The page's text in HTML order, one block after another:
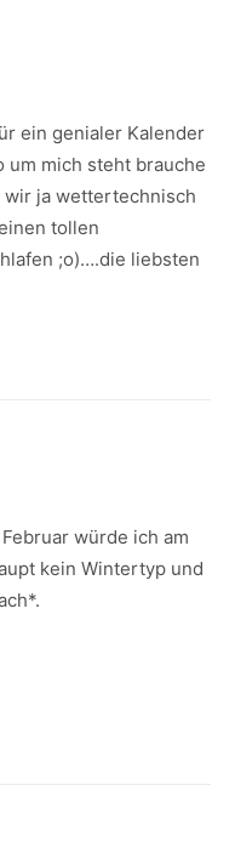
ein genialer Kalender
um mich steht brauche
ja wettertechnisch
tollen
;o)….die liebsten
würde ich am
kein Wintertyp und